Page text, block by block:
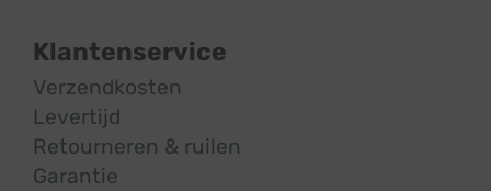
Klantenservice
Verzendkosten
Levertijd
Retourneren & ruilen
Garantie